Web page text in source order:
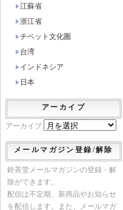
江蘇省
浙江省
チベット文化圏
台湾
インドネシア
日本
アーカイブ
アーカイブ
メールマガジン登録/解除
鈴茶堂メールマガジンの登録・解
除ができます。
配信は不定期、新商品やお知らせ
を配信します。また、メールマガ